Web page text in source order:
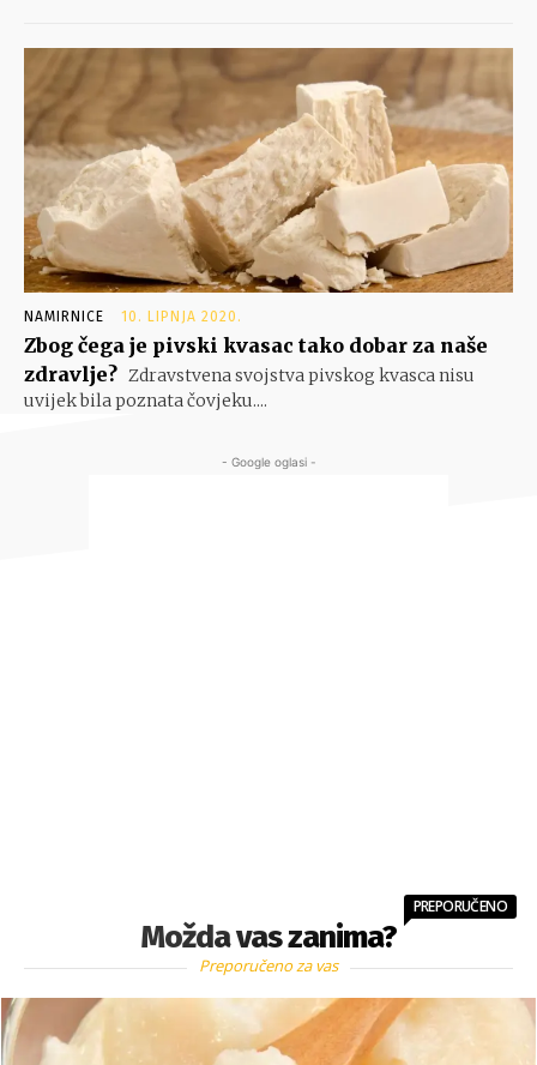
NAMIRNICE 10. LIPNJA 2020.
Zbog čega je pivski kvasac tako dobar za naše
zdravlje? Zdravstvena svojstva pivskog kvasca nisu
uvijek bila poznata čovjeku....
- Google oglasi -
Možda vas zanima?
PREPORUČENO
Preporučeno za vas